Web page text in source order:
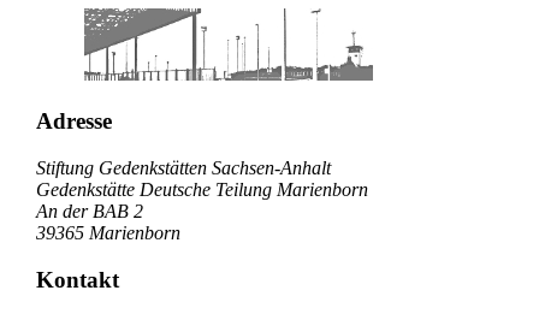
Adresse
Stiftung Gedenkstätten Sachsen-Anhalt
Gedenkstätte Deutsche Teilung Marienborn
An der BAB 2
39365 Marienborn
Kontakt